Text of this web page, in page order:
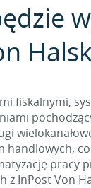
fiskalnymi,
pracy
z InPost Von